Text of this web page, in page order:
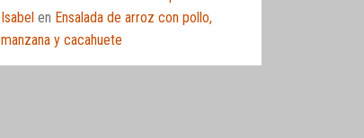
Isabel en Ensalada de arroz con pollo,
manzana y cacahuete